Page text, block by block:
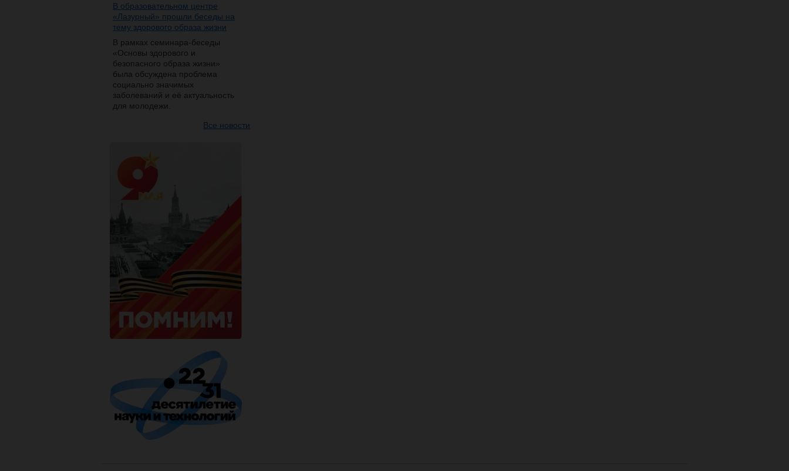
В образовательном центре
«Лазурный» прошли беседы на
тему здорового образа жизни
В рамках семинара-беседы
«Основы здорового и
безопасного образа жизни»
была обсуждена проблема
социально значимых
заболеваний и её актуальность
для молодежи.
Все новости